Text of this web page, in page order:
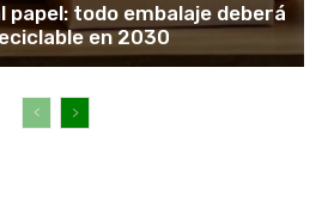
papel: todo embalaje deberá
en 2030